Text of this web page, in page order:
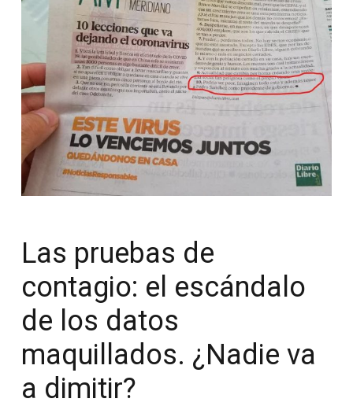
Las pruebas de
contagio: el escándalo
de los datos
maquillados. ¿Nadie va
a dimitir?